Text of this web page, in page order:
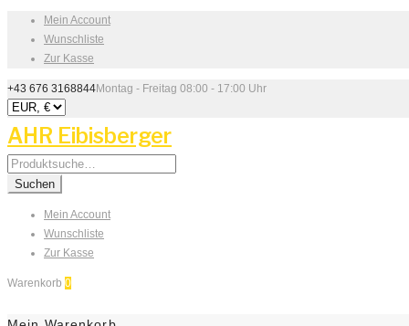
Mein Account
Wunschliste
Zur Kasse
+43 676 3168844Montag - Freitag 08:00 - 17:00 Uhr
AHR Eibisberger
Search
for:
Suchen
Mein Account
Wunschliste
Zur Kasse
Warenkorb 0